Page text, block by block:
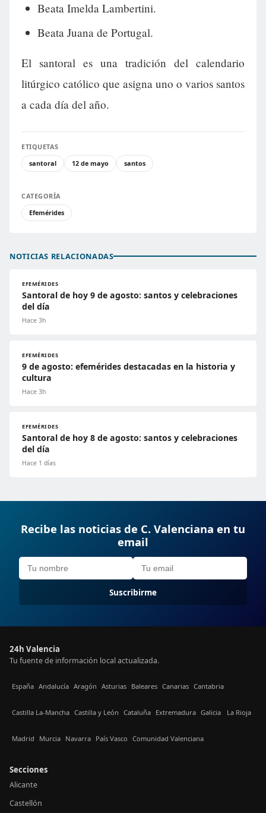
Beata Imelda Lambertini.
Beata Juana de Portugal.
El santoral es una tradición del calendario
litúrgico católico que asigna uno o varios santos
a cada día del año.
ETIQUETAS
santoral
12 de mayo santos
CATEGORÍA
Efemérides
NOTICIAS RELACIONADAS
EFEMÉRIDES
Santoral de hoy 9 de agosto: santos y celebraciones
del día
Hace 3h
EFEMÉRIDES
9 de agosto: efemérides destacadas en la historia y
cultura
Hace 3h
EFEMÉRIDES
Santoral de hoy 8 de agosto: santos y celebraciones
del día
Hace 1 días
Recibe las noticias de C. Valenciana en tu
email
Suscribirme
24h Valencia
Tu fuente de información local actualizada.
España Andalucía Aragón Asturias Baleares Canarias Cantabria
Castilla La-Mancha Castilla y León Cataluña Extremadura Galicia La Rioja
Madrid Murcia Navarra País Vasco Comunidad Valenciana
Secciones
Alicante
Castellón